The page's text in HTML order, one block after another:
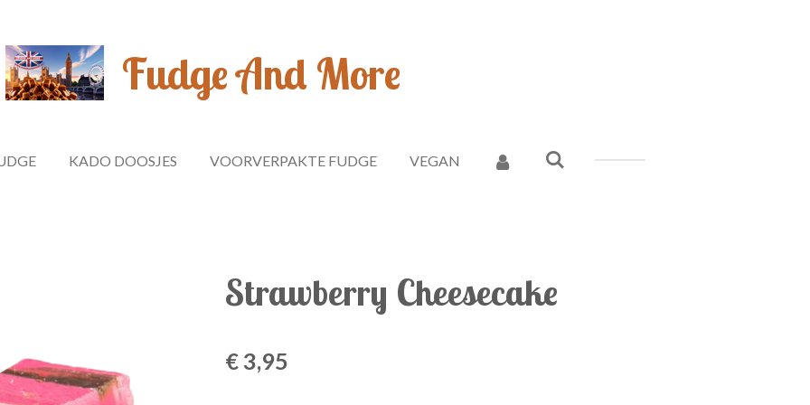
Fudge And More
KADO DOOSJES VOORVERPAKTE FUDGE VEGAN
Strawberry Cheesecake
€ 3,95